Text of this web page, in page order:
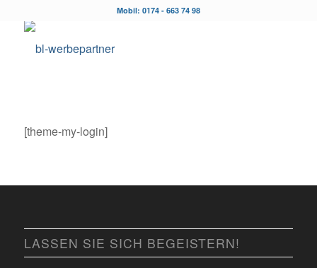
Mobil: 0174 - 663 74 98
[theme-my-login]
LASSEN SIE SICH BEGEISTERN!